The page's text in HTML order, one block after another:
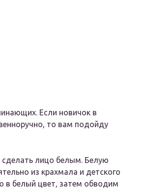
Если новичок в
то вам подойду
сделать лицо белым. Белую
из крахмала и детского
в белый цвет, затем обводим